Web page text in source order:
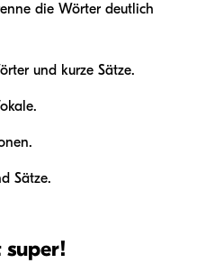
die Wörter deutlich
und kurze Sätze.
Sätze.
super!